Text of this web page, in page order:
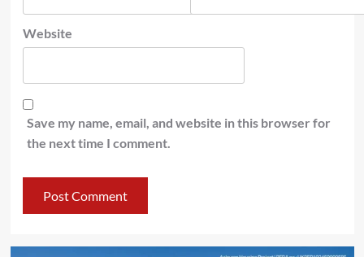
Website
Save my name, email, and website in this browser for
the next time I comment.